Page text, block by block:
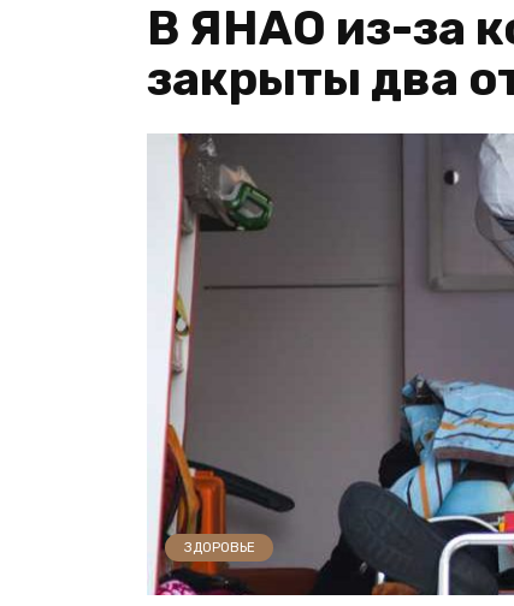
В ЯНАО из-за
закрыты два
ЗДОРОВЬЕ